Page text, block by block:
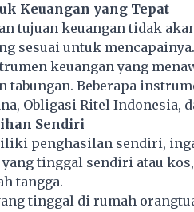
Keuangan yang Tepat
tujuan keuangan tidak
sesuai untuk
keuangan yang
tabungan. Beberapa
Obligasi Ritel Indonesia,
Sendiri
penghasilan sendiri,
yang tinggal sendiri atau
tangga.
tinggal di rumah